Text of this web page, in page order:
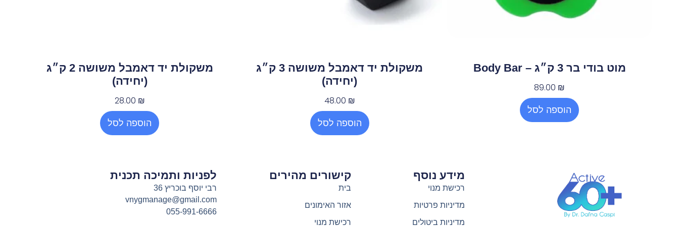
מוט בודי בר 3 ק״ג – Body Bar
89.00 ₪
הוספה לסל
משקולת יד דאמבל משושה 3 ק״ג
(יחידה)
48.00 ₪
הוספה לסל
משקולת יד דאמבל משושה 2 ק״ג
(יחידה)
28.00 ₪
הוספה לסל
מידע נוסף
רכישת מנוי
מדיניות פרטיות
מדיניות ביטולים
קישורים מהירים
בית
אזור האימונים
רכישת מנוי
לפניות ותמיכה תכנית
רבי יוסף בוכריץ 36
vnygmanage@gmail.com
055-991-6666